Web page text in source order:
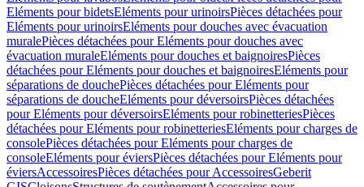
Eléments pour bidetsEléments pour urinoirsPièces détachées pour
Eléments pour urinoirsEléments pour douches avec évacuation
muralePièces détachées pour Eléments pour douches avec
évacuation muraleEléments pour douches et baignoiresPièces
détachées pour Eléments pour douches et baignoiresEléments pour
séparations de douchePièces détachées pour Eléments pour
séparations de doucheEléments pour déversoirsPièces détachées
pour Eléments pour déversoirsEléments pour robinetteriesPièces
détachées pour Eléments pour robinetteriesEléments pour charges de
consolePièces détachées pour Eléments pour charges de
consoleEléments pour éviersPièces détachées pour Eléments pour
éviersAccessoiresPièces détachées pour AccessoiresGeberit